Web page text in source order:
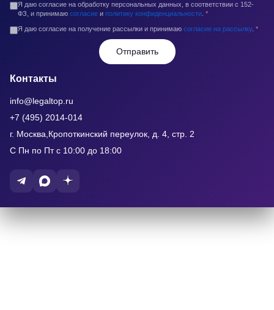
Я даю согласие на обработку персональных данных, в соответствии с 152-
ФЗ, и принимаю согласие и политику конфиденциальности *
Я даю согласие на получение рассылки и принимаю согласие на рассылку. *
Отправить
Контакты
info@legaltop.ru
+7 (495) 2014-014
г. Москва,Кропоткинский переулок, д. 4, стр. 2
С Пн по Пт с 10:00 до 18:00